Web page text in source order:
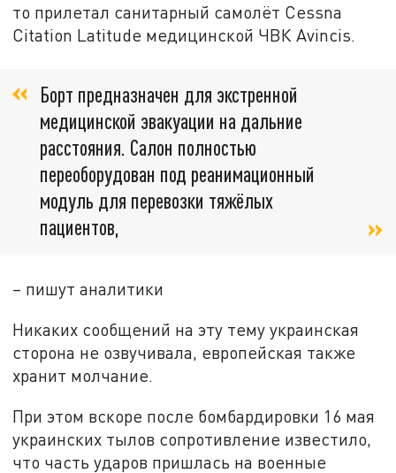
то прилетал санитарный самолёт Cessna
Citation Latitude медицинской ЧВК Avincis.
Борт предназначен для экстренной
медицинской эвакуации на дальние
расстояния. Салон полностью
переоборудован под реанимационный
модуль для перевозки тяжёлых
пациентов,
– пишут аналитики
Никаких сообщений на эту тему украинская
сторона не озвучивала, европейская также
хранит молчание.
При этом вскоре после бомбардировки 16 мая
украинских тылов сопротивление известило,
что часть ударов пришлась на военные